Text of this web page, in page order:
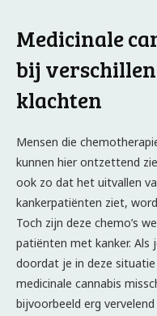
Medicinale
bij
klachten
Mensen die
kunnen hier ontzettend
ook zo dat het uitvallen
kankerpatiënten ziet,
Toch zijn deze chemo’s
patiënten met kanker. Als
doordat je in deze
medicinale cannabis
bijvoorbeeld erg